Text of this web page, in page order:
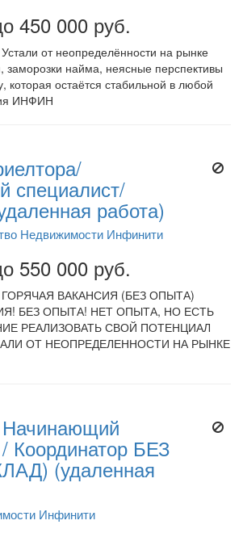
450 000 руб.
от неопределённости на рынке
найма, неясные перспективы
которая остаётся стабильной в любой
ИНФИН
специалист/
работа)
Недвижимости Инфинити
550 000 руб.
ГОРЯЧАЯ ВАКАНСИЯ (БЕЗ ОПЫТА)
БЕЗ ОПЫТА! НЕТ ОПЫТА, НО ЕСТЬ
РЕАЛИЗОВАТЬ СВОЙ ПОТЕНЦИАЛ
ОТ НЕОПРЕДЕЛЕННОСТИ НА РЫНКЕ
Координатор БЕЗ
(удаленная
Инфинити